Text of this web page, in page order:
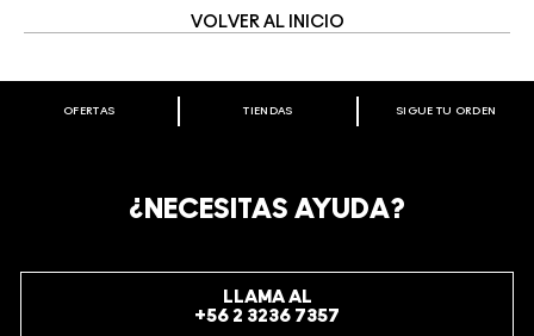
VOLVER AL INICIO
BIENVENIDO A M·A·C COSMETICS
REGÍSTRATE AHORA PARA RECIBIR INFORMACIÓN
OFERTAS TIENDAS SIGUE TU ORDEN
¿NECESITAS AYUDA?
LLAMA AL
+56 2 3236 7357